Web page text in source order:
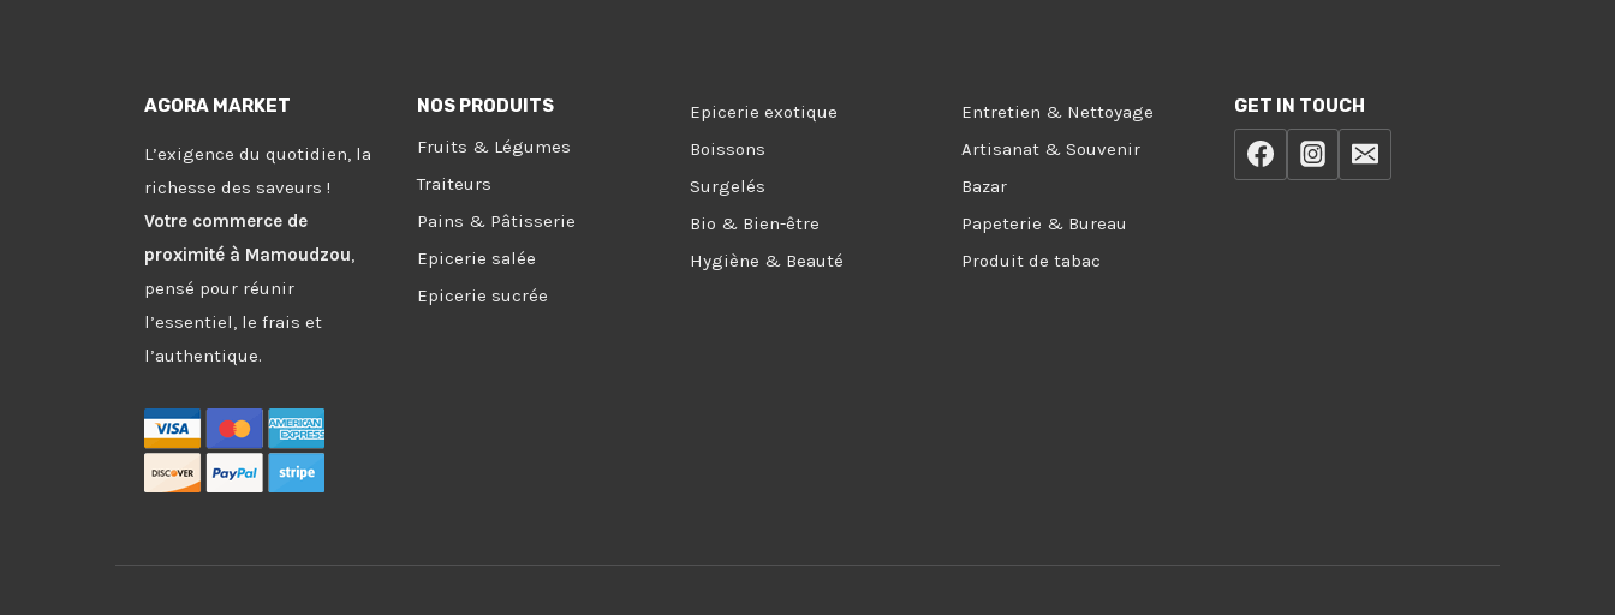
AGORA MARKET
L’exigence du quotidien, la
richesse des saveurs !
Votre commerce de
proximité à Mamoudzou,
pensé pour réunir
l’essentiel, le frais et
l’authentique.
NOS PRODUITS
Fruits & Légumes
Traiteurs
Pains & Pâtisserie
Epicerie salée
Epicerie sucrée
Epicerie exotique
Boissons
Surgelés
Bio & Bien-être
Hygiène & Beauté
Entretien & Nettoyage
Artisanat & Souvenir
Bazar
Papeterie & Bureau
Produit de tabac
GET IN TOUCH